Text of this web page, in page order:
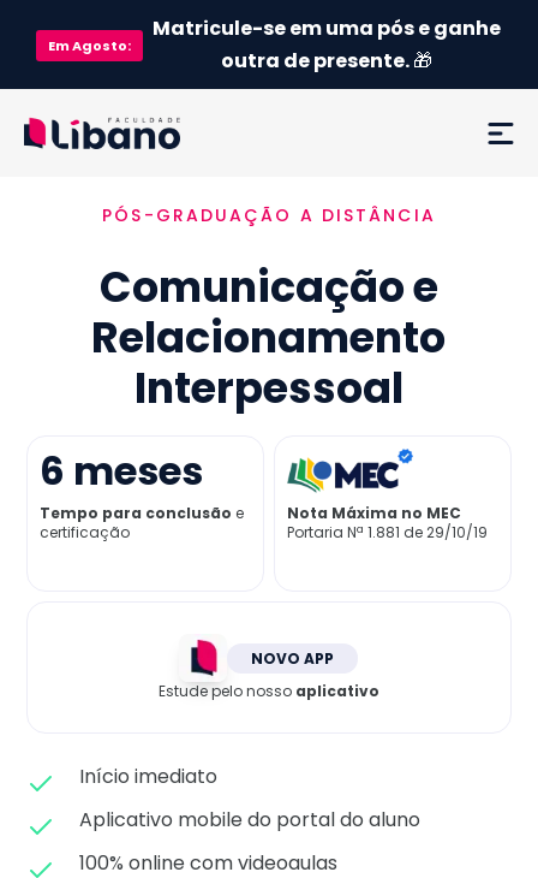
EmAgosto:
Matricule-se em uma pós e ganhe
outra de presente.🎁
Ementa
Como funciona
Credenciamento MEC
Já sou aluno
PÓS-GRADUAÇÃO A DISTÂNCIA
Comunicação e
Relacionamento
Interpessoal
6 meses
Tempo para conclusão e
certificação
Nota Máxima no MEC
Portaria Nª 1.881 de 29/10/19
NOVO APP
Estude pelo nosso aplicativo
Início imediato
Aplicativo mobile do portal do aluno
100% online com videoaulas